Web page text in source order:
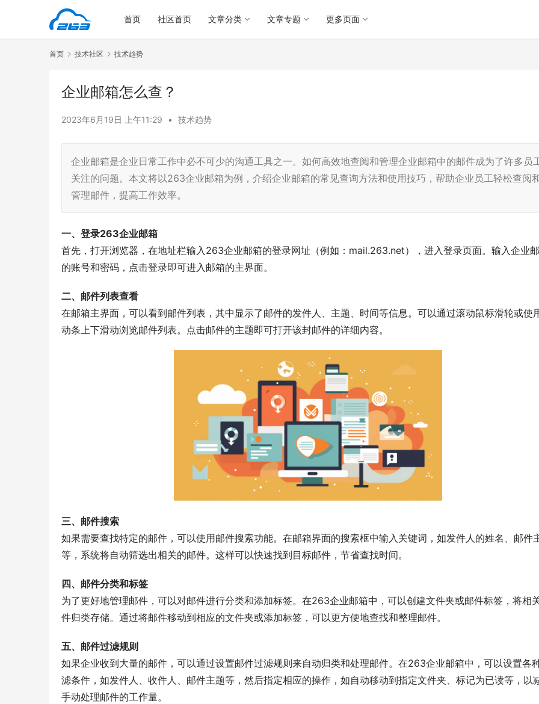
首页 社区首页 文章分类 文章专题 更多页面
首页 技术社区 技术趋势
企业邮箱怎么查？
2023年6月19日 上午11:29 • 技术趋势
企业邮箱是企业日常工作中必不可少的沟通工具之一。如何高效地查阅和管理企业邮箱中的邮件成为了许多员
关注的问题。本文将以263企业邮箱为例，介绍企业邮箱的常见查询方法和使用技巧，帮助企业员工轻松查阅
管理邮件，提高工作效率。
一、登录263企业邮箱
首先，打开浏览器，在地址栏输入263企业邮箱的登录网址（例如：mail.263.net），进入登录页面。输入企业
的账号和密码，点击登录即可进入邮箱的主界面。
二、邮件列表查看
在邮箱主界面，可以看到邮件列表，其中显示了邮件的发件人、主题、时间等信息。可以通过滚动鼠标滑轮或使
动条上下滑动浏览邮件列表。点击邮件的主题即可打开该封邮件的详细内容。
三、邮件搜索
如果需要查找特定的邮件，可以使用邮件搜索功能。在邮箱界面的搜索框中输入关键词，如发件人的姓名、邮件
等，系统将自动筛选出相关的邮件。这样可以快速找到目标邮件，节省查找时间。
四、邮件分类和标签
为了更好地管理邮件，可以对邮件进行分类和添加标签。在263企业邮箱中，可以创建文件夹或邮件标签，将相
件归类存储。通过将邮件移动到相应的文件夹或添加标签，可以更方便地查找和整理邮件。
五、邮件过滤规则
如果企业收到大量的邮件，可以通过设置邮件过滤规则来自动归类和处理邮件。在263企业邮箱中，可以设置各
滤条件，如发件人、收件人、邮件主题等，然后指定相应的操作，如自动移动到指定文件夹、标记为已读等，以
手动处理邮件的工作量。